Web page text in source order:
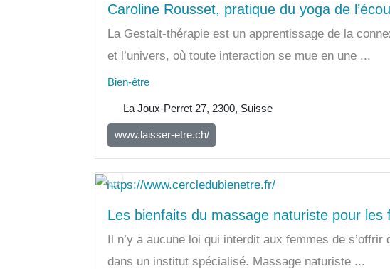
Caroline Rousset, pratique du yoga de
La Gestalt-thérapie est un apprentissage de la
et l’univers, où toute interaction se mue en une ...
Bien-être
La Joux-Perret 27, 2300, Suisse
www.laisser-etre.ch/
Les bienfaits du massage naturiste pour les
Il n’y a aucune loi qui interdit aux femmes de
dans un institut spécialisé. Massage naturiste ...